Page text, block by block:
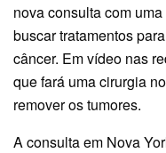
nova consulta com
buscar tratamentos
câncer. Em vídeo nas
que fará uma cirurgia
remover os tumores.
A consulta em Nova